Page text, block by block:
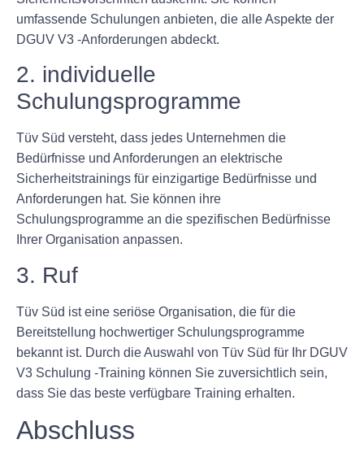
umfassende Schulungen anbieten, die alle Aspekte der
DGUV V3 -Anforderungen abdeckt.
2. individuelle
Schulungsprogramme
Tüv Süd versteht, dass jedes Unternehmen die
Bedürfnisse und Anforderungen an elektrische
Sicherheitstrainings für einzigartige Bedürfnisse und
Anforderungen hat. Sie können ihre
Schulungsprogramme an die spezifischen Bedürfnisse
Ihrer Organisation anpassen.
3. Ruf
Tüv Süd ist eine seriöse Organisation, die für die
Bereitstellung hochwertiger Schulungsprogramme
bekannt ist. Durch die Auswahl von Tüv Süd für Ihr DGUV
V3 Schulung -Training können Sie zuversichtlich sein,
dass Sie das beste verfügbare Training erhalten.
Abschluss